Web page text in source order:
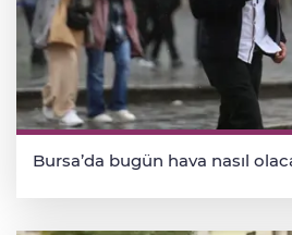
Bursa’da bugün hava nasıl